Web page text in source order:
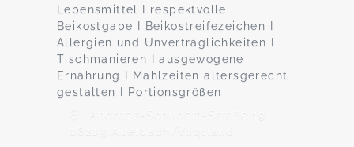
Lebensmittel I respektvolle
Beikostgabe I Beikostreifezeichen I
Allergien und Unverträglichkeiten I
Tischmanieren I ausgewogene
Ernährung I Mahlzeiten altersgerecht
gestalten I Portionsgrößen
Andreas-Schubert-Straße 19,
08209 Auerbach/Vogtland